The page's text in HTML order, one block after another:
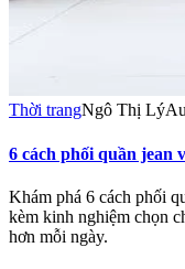
Thời trangNgô Thị Lý
6 cách phối quần jean
Khám phá 6 cách phối
kèm kinh nghiệm chọn
hơn mỗi ngày.